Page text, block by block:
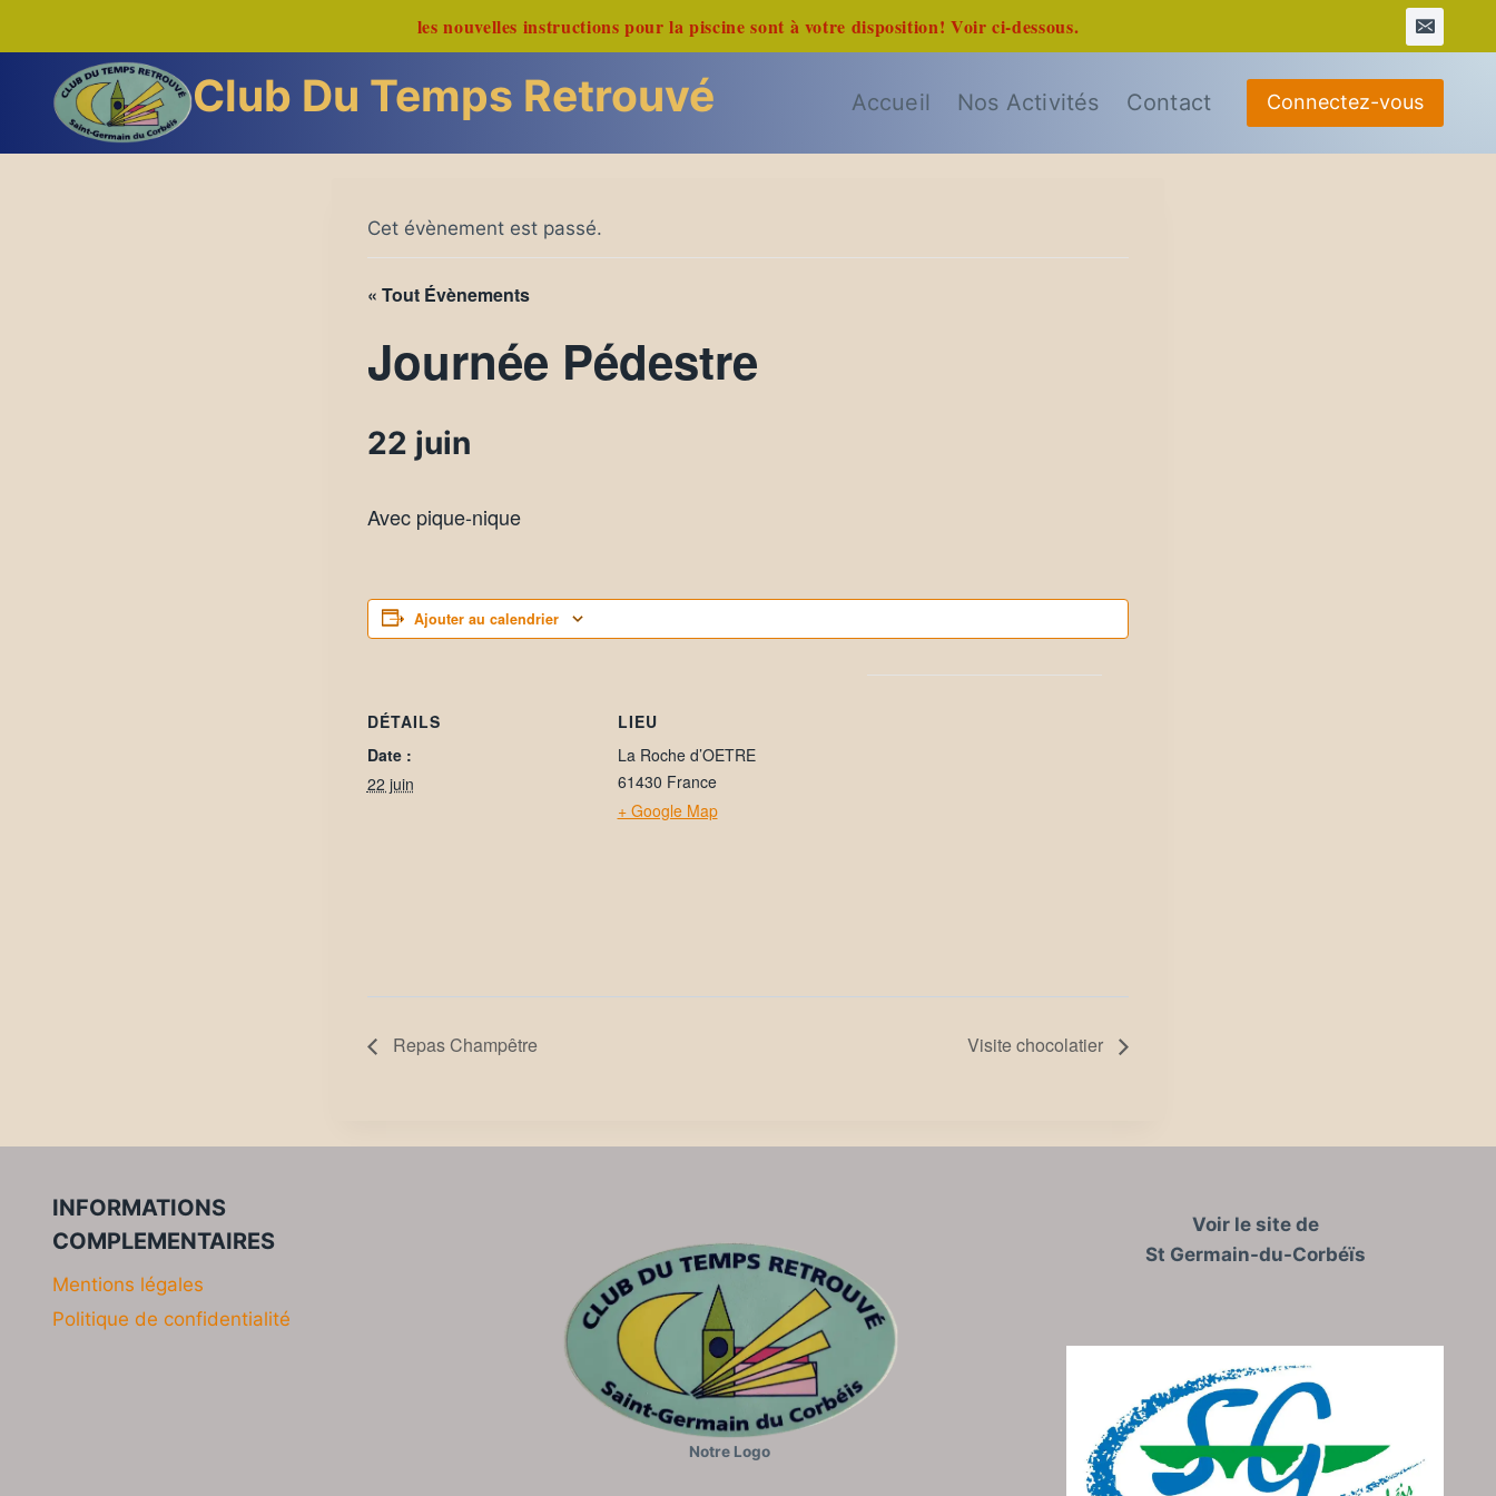
contenu
les nouvelles instructions pour la piscine sont à votre disposition! Voir ci-dessous.
Club Du Temps Retrouvé Accueil Nos Activités Contact Connectez-vous
Cet évènement est passé.
« Tout Évènements
Journée Pédestre
22 juin
Avec pique-nique
Ajouter au calendrier
DÉTAILS
Date :
22 juin
LIEU
La Roche d’OETRE
61430 France
+ Google Map
Repas Champêtre Visite chocolatier
INFORMATIONS
COMPLEMENTAIRES
Mentions légales
Politique de confidentialité
Notre Logo
Voir le site de
St Germain-du-Corbéïs